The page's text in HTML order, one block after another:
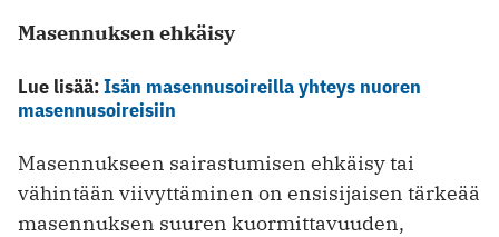
Masennuksen ehkäisy
Lue lisää:Isän masennusoireilla yhteys nuoren
masennusoireisiin
Masennukseen sairastumisen ehkäisy tai
vähintään viivyttäminen on ensisijaisen tärkeää
masennuksen suuren kuormittavuuden,